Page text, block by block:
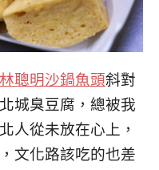
林聰明沙鍋魚頭斜對
城臭豆腐，總被我
人從未放在心上，
文化路該吃的也差